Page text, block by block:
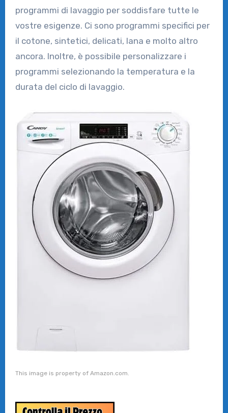
programmi di lavaggio per soddisfare tutte le
vostre esigenze. Ci sono programmi specifici per
il cotone, sintetici, delicati, lana e molto altro
ancora. Inoltre, è possibile personalizzare i
programmi selezionando la temperatura e la
durata del ciclo di lavaggio.
This image is property of Amazon.com.